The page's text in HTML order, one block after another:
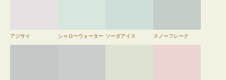
アジサイ シャローウォーター ソーダアイス スノーフレーク